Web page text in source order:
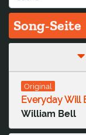
Song-Seite
Original
Everyday Will
William Bell